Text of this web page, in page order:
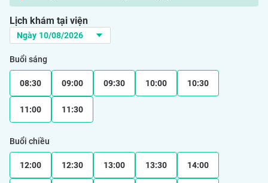
Lịch khám tại viện
Buổi sáng
08:30 09:00 09:30 10:00 10:30
11:00 11:30
Buổi chiều
12:00 12:30 13:00 13:30 14:00